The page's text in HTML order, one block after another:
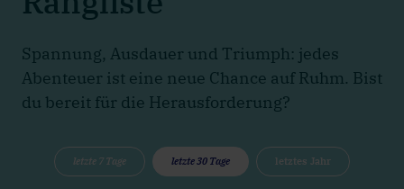
Spannung, Ausdauer und Triumph: jedes
Abenteuer ist eine neue Chance auf Ruhm. Bist
du bereit für die Herausforderung?
letzte 7 Tage letzte 30 Tage letztes Jahr